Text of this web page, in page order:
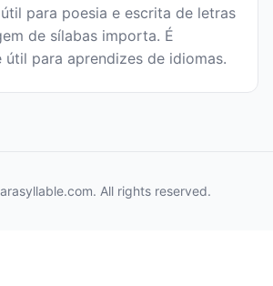
para poesia e escrita de letras
de sílabas importa. É
útil para aprendizes de idiomas.
All rights reserved.